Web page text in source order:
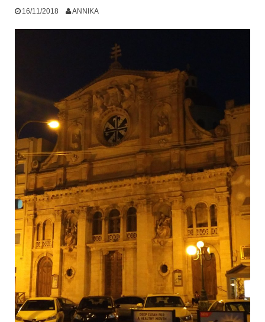
16/11/2018 ANNIKA